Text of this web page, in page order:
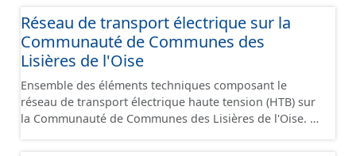
Réseau de transport électrique sur la
Communauté de Communes des
Lisières de l'Oise
Ensemble des éléments techniques composant le
réseau de transport électrique haute tension (HTB) sur
la Communauté de Communes des Lisières de l'Oise. Le